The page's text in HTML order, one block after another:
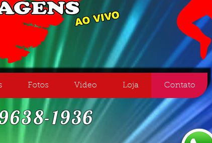
Fotos Video Loja Contato
1936